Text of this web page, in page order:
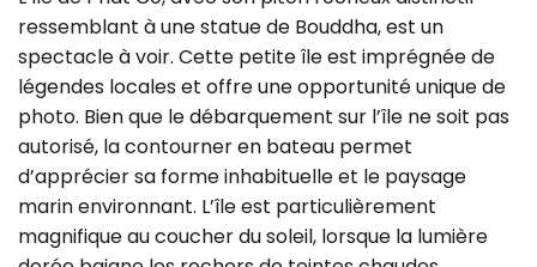
ressemblant à une statue de Bouddha, est un
spectacle à voir. Cette petite île est imprégnée de
légendes locales et offre une opportunité unique de
photo. Bien que le débarquement sur l’île ne soit pas
autorisé, la contourner en bateau permet
d’apprécier sa forme inhabituelle et le paysage
marin environnant. L’île est particulièrement
magnifique au coucher du soleil, lorsque la lumière